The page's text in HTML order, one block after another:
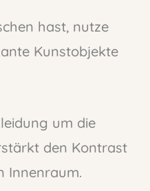
hast, nutze
Kunstobjekte
um die
den Kontrast
Innenraum.